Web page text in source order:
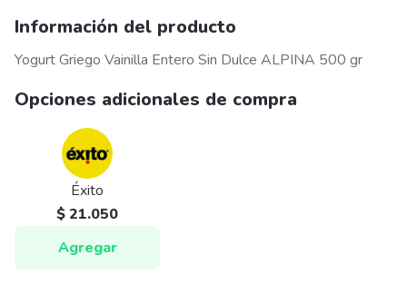
Información del producto
Yogurt Griego Vainilla Entero Sin Dulce ALPINA 500 gr
Opciones adicionales de compra
Éxito
$ 21.050
Agregar